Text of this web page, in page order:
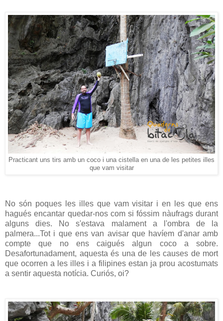
Practicant uns tirs amb un coco i una cistella en una de les petites illes
que vam visitar
No són poques les illes que vam visitar i en les que ens
hagués encantar quedar-nos com si fóssim nàufrags durant
alguns dies. No s'estava malament a l'ombra de la
palmera...Tot i que ens van avisar que havíem d'anar amb
compte que no ens caigués algun coco a sobre.
Desafortunadament, aquesta és una de les causes de mort
que ocorren a les illes i a filipines estan ja prou acostumats
a sentir aquesta notícia. Curiós, oi?